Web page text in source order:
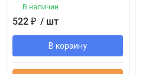
В наличии
522 ₽ / шт
В корзину